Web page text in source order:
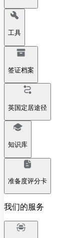
工具
签证档案
英国定居途径
知识库
准备度评分卡
我们的服务